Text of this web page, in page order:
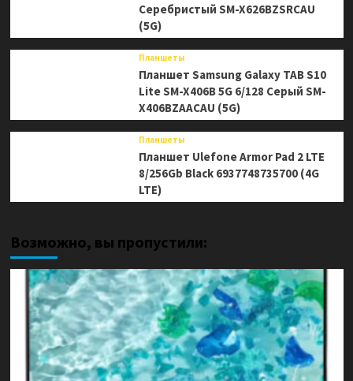
Серебристый SM-X626BZSRCAU
(5G)
Планшеты
Планшет Samsung Galaxy TAB S10
Lite SM-X406B 5G 6/128 Серый SM-
X406BZAACAU (5G)
Планшеты
Планшет Ulefone Armor Pad 2 LTE
8/256Gb Black 6937748735700 (4G
LTE)
Возможно, вы пропустили: